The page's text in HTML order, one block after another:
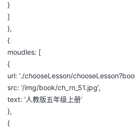
}
]
},
{
moudles: [
{
url: ‘./chooseLesson/
src: ‘/img/book/ch_rn_51.jpg’,
text: ‘人教版五年级上册’
},
{